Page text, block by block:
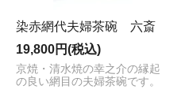
染赤網代夫婦茶碗 六斎
19,800円(税込)
京焼・清水焼の幸之介の縁起
の良い網目の夫婦茶碗です。